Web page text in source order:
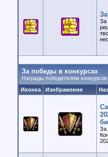
За
За победы в конкурсах
Награды победителям конкурсов
Иконка
Изображение
За